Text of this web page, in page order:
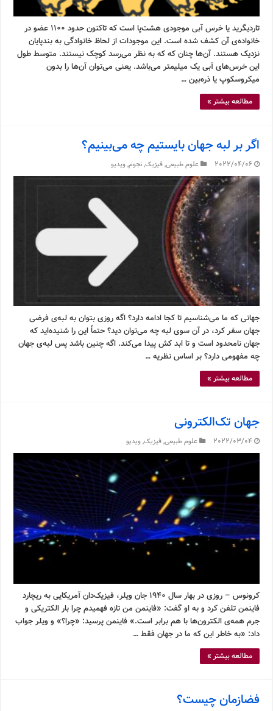
تاردیگرید یا خرس آبی موجودی هشت‌پا است که تاکنون حدود ۱۱۰۰ عضو در
خانواده‌ی آن کشف شده است. این موجودات از لحاظ خانوادگی به بندپایان
نزدیک هستند. آن‌ها چنان که که به نظر می‌رسد کوچک نیستند. متوسط طول
این خرس‌های آبی یک میلیمتر می‌باشد. یعنی می‌توان آن‌ها را بدون
میکروسکوپ یا ذره‌بین …
مطالعه بیشتر »
اگر بر لبه جهان بایستیم چه می‌بینیم؟
2022/04/06 علوم طبیعی,فیزیک,نجوم,ویدیو
جهانی که ما می‌شناسیم تا کجا ادامه دارد؟ اگه روزی بتوان به لبه‌ی فرضی
جهان سفر کرد، در آن سوی لبه چه می‌توان دید؟ حتماً این را شنیده‌اید که
جهان نامحدود است و تا ابد کش پیدا می‌کند. اگه چنین باشد پس لبه‌ی جهان
چه مفهومی دارد؟ بر اساس نظریه …
مطالعه بیشتر »
جهان تک‌الکترونی
2022/03/04 علوم طبیعی,فیزیک,ویدیو
کرونوس – روزی در بهار سال ۱۹۴۰ جان ویلر، فیزیک‌دان آمریکایی به ریچارد
فاینمن تلفن کرد و به او گفت: «فاینمن من تازه فهمیدم چرا بار الکتریکی و
جرم همه‌ی الکترون‌ها با هم برابر است.» فاینمن پرسید: «چرا؟» و ویلر جواب
داد: «به خاطر این که ما در جهان فقط …
مطالعه بیشتر »
فضازمان چیست؟